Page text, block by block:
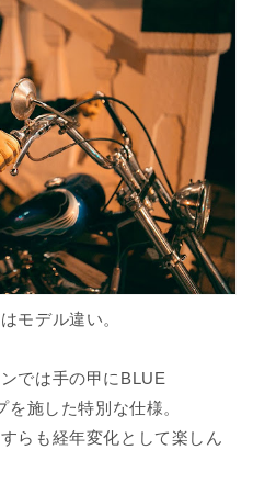
モデル違い。
では手の甲にBLUE
施した特別な仕様。
らも経年変化として楽しん